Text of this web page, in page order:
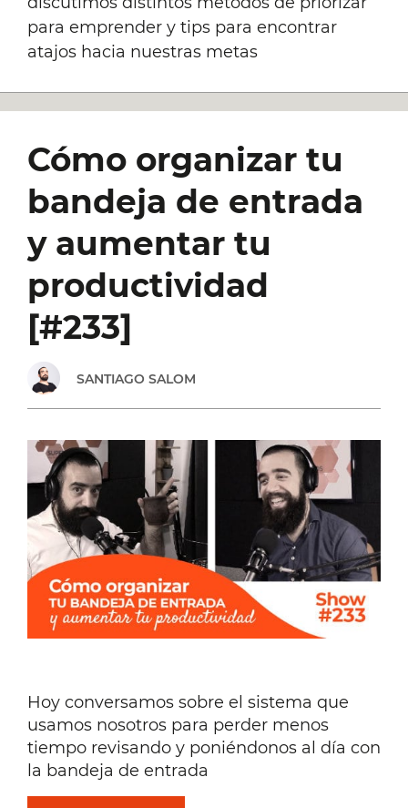
para emprender y tips para encontrar
atajos hacia nuestras metas
Cómo organizar tu
bandeja de entrada
y aumentar tu
productividad
[#233]
SANTIAGO SALOM
Hoy conversamos sobre el sistema que
usamos nosotros para perder menos
tiempo revisando y poniéndonos al día con
la bandeja de entrada